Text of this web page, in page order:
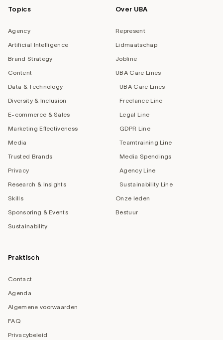
Topics
Agency
Artificial Intelligence
Brand Strategy
Content
Data & Technology
Diversity & Inclusion
E-commerce & Sales
Marketing Effectiveness
Media
Trusted Brands
Privacy
Research & Insights
Skills
Sponsoring & Events
Sustainability
Over UBA
Represent
Lidmaatschap
Jobline
UBA Care Lines
UBA Care Lines
Freelance Line
Legal Line
GDPR Line
Teamtraining Line
Media Spendings
Agency Line
Sustainability Line
Onze leden
Bestuur
Praktisch
Contact
Agenda
Algemene voorwaarden
FAQ
Privacybeleid